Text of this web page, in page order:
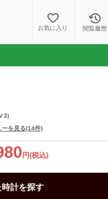
お気に入り 閲覧履歴
ーを見る(14件)
円(税込)
時計を探す